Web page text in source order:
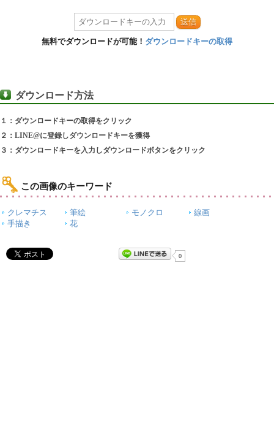
送信
無料でダウンロードが可能！ ダウンロードキーの取得
ダウンロード方法
１：ダウンロードキーの取得をクリック
２：LINE@に登録しダウンロードキーを獲得
３：ダウンロードキーを入力しダウンロードボタンをクリック
この画像のキーワード
クレマチス 筆絵 モノクロ
線画
手描き
花
0